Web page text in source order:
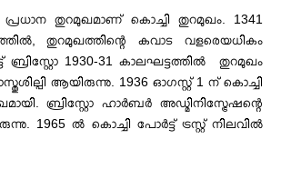
തുറമുഖമാണ് കൊച്ചി തുറമുഖം. 1341
തുറമുഖത്തിന്റെ കവാട വളരെയധികം
ബ്രിസ്റ്റോ 1930-31 കാലഘട്ടത്തിൽ തുറമുഖം
ആയിരുന്നു. 1936 ഓഗസ്റ്റ് 1 ന് കൊച്ചി
ബ്രിസ്റ്റോ ഹാർബർ അഡ്മിനിസ്ട്രേഷന്റെ
1965 ൽ കൊച്ചി പോർട്ട് ട്രസ്റ്റ് നിലവിൽ